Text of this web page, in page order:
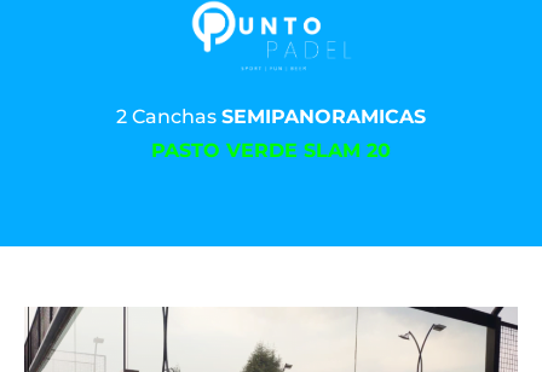
2 Canchas SEMIPANORAMICAS
PASTO VERDE SLAM 20